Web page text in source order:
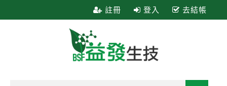
註冊 登入 去結帳